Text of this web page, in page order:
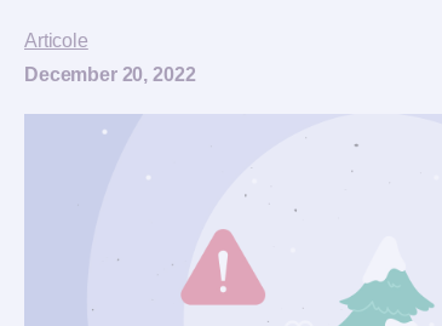
Articole
December 20, 2022